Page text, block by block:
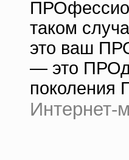
таком
это ваш
— это
поколения
Интернет-